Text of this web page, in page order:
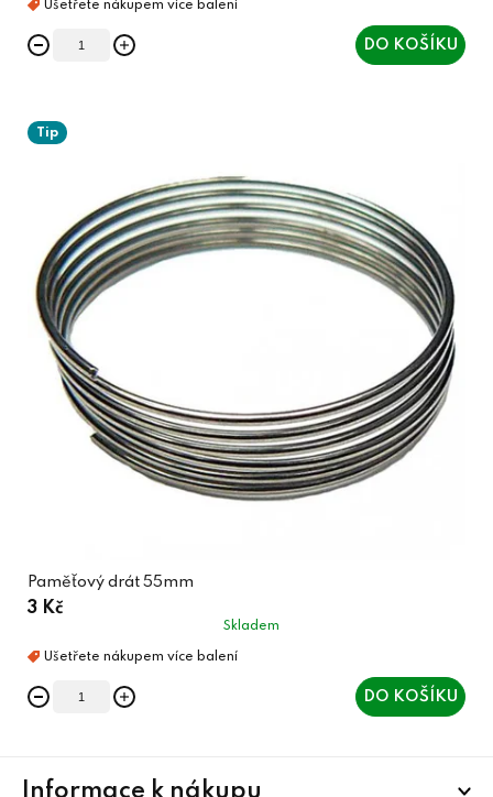
DO KOŠÍKU
Tip
Paměťový drát 55mm
3 Kč
Skladem
DO KOŠÍKU
Informace k nákupu